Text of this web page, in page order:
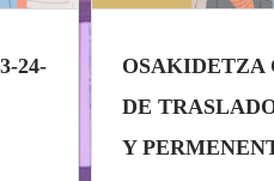
24-
OSAKIDETZA
DE
Y